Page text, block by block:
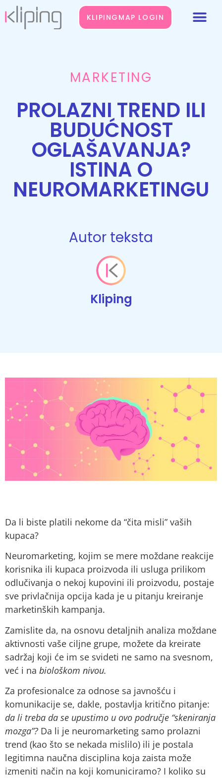
KLIPINGMAP LOGIN
MARKETING
PROLAZNI TREND ILI
BUDUĆNOST
OGLAŠAVANJA?
ISTINA O
NEUROMARKETINGU
Autor teksta
Kliping
Da li biste platili nekome da “čita misli” vaših
kupaca?
Neuromarketing, kojim se mere moždane reakcije
korisnika ili kupaca proizvoda ili usluga prilikom
odlučivanja o nekoj kupovini ili proizvodu, postaje
sve privlačnija opcija kada je u pitanju kreiranje
marketinških kampanja.
Zamislite da, na osnovu detaljnih analiza moždane
aktivnosti vaše ciljne grupe, možete da kreirate
sadržaj koji će im se svideti ne samo na svesnom,
već i na biološkom nivou.
Za profesionalce za odnose sa javnošću i
komunikacije se, dakle, postavlja kritično pitanje:
da li treba da se upustimo u ovo područje “skeniranja
mozga”? Da li je neuromarketing samo prolazni
trend (kao što se nekada mislilo) ili je postala
legitimna naučna disciplina koja zaista može
izmeniti način na koji komuniciramo? I koliko su